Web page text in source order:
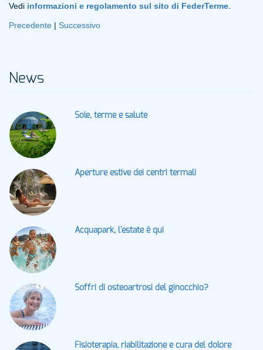
Vedi informazioni e regolamento sul sito di FederTerme
Precedente | Successivo
News
Sole, terme e salute
Aperture estive dei centri termali
Acquapark, l'estate è qui
Soffri di osteoartrosi del ginocchio?
Fisioterapia, riabilitazione e cura del dolore